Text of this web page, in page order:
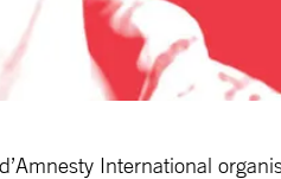
International